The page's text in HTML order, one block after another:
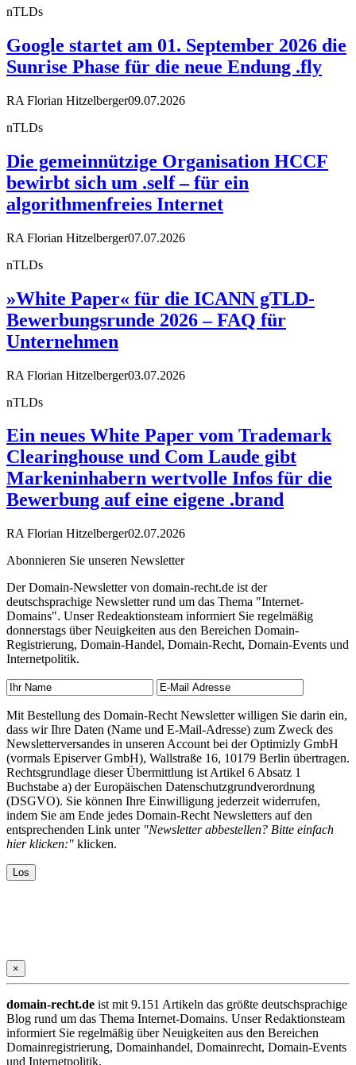
nTLDs
Google startet am 01. September 2026 die
Sunrise Phase für die neue Endung .fly
RA Florian Hitzelberger09.07.2026
nTLDs
Die gemeinnützige Organisation HCCF
bewirbt sich um .self – für ein
algorithmenfreies Internet
RA Florian Hitzelberger07.07.2026
nTLDs
»White Paper« für die ICANN gTLD-
Bewerbungsrunde 2026 – FAQ für
Unternehmen
RA Florian Hitzelberger03.07.2026
nTLDs
Ein neues White Paper vom Trademark
Clearinghouse und Com Laude gibt
Markeninhabern wertvolle Infos für die
Bewerbung auf eine eigene .brand
RA Florian Hitzelberger02.07.2026
Abonnieren Sie unseren Newsletter
Der Domain-Newsletter von domain-recht.de ist der
deutschsprachige Newsletter rund um das Thema "Internet-
Domains". Unser Redeaktionsteam informiert Sie regelmäßig
donnerstags über Neuigkeiten aus den Bereichen Domain-
Registrierung, Domain-Handel, Domain-Recht, Domain-Events und
Internetpolitik.
Mit Bestellung des Domain-Recht Newsletter willigen Sie darin ein,
dass wir Ihre Daten (Name und E-Mail-Adresse) zum Zweck des
Newsletterversandes in unseren Account bei der Optimizly GmbH
(vormals Episerver GmbH), Wallstraße 16, 10179 Berlin übertragen.
Rechtsgrundlage dieser Übermittlung ist Artikel 6 Absatz 1
Buchstabe a) der Europäischen Datenschutzgrundverordnung
(DSGVO). Sie können Ihre Einwilligung jederzeit widerrufen,
indem Sie am Ende jedes Domain-Recht Newsletters auf den
entsprechenden Link unter "Newsletter abbestellen? Bitte einfach
hier klicken:" klicken.
×
domain-recht.de ist mit 9.151 Artikeln das größte deutschsprachige
Blog rund um das Thema Internet-Domains. Unser Redaktionsteam
informiert Sie regelmäßig über Neuigkeiten aus den Bereichen
Domainregistrierung, Domainhandel, Domainrecht, Domain-Events
und Internetpolitik.